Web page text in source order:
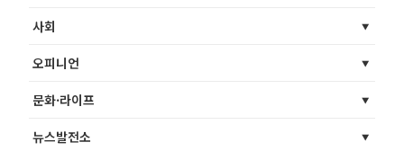
사회
오피니언
문화·라이프
뉴스발전소